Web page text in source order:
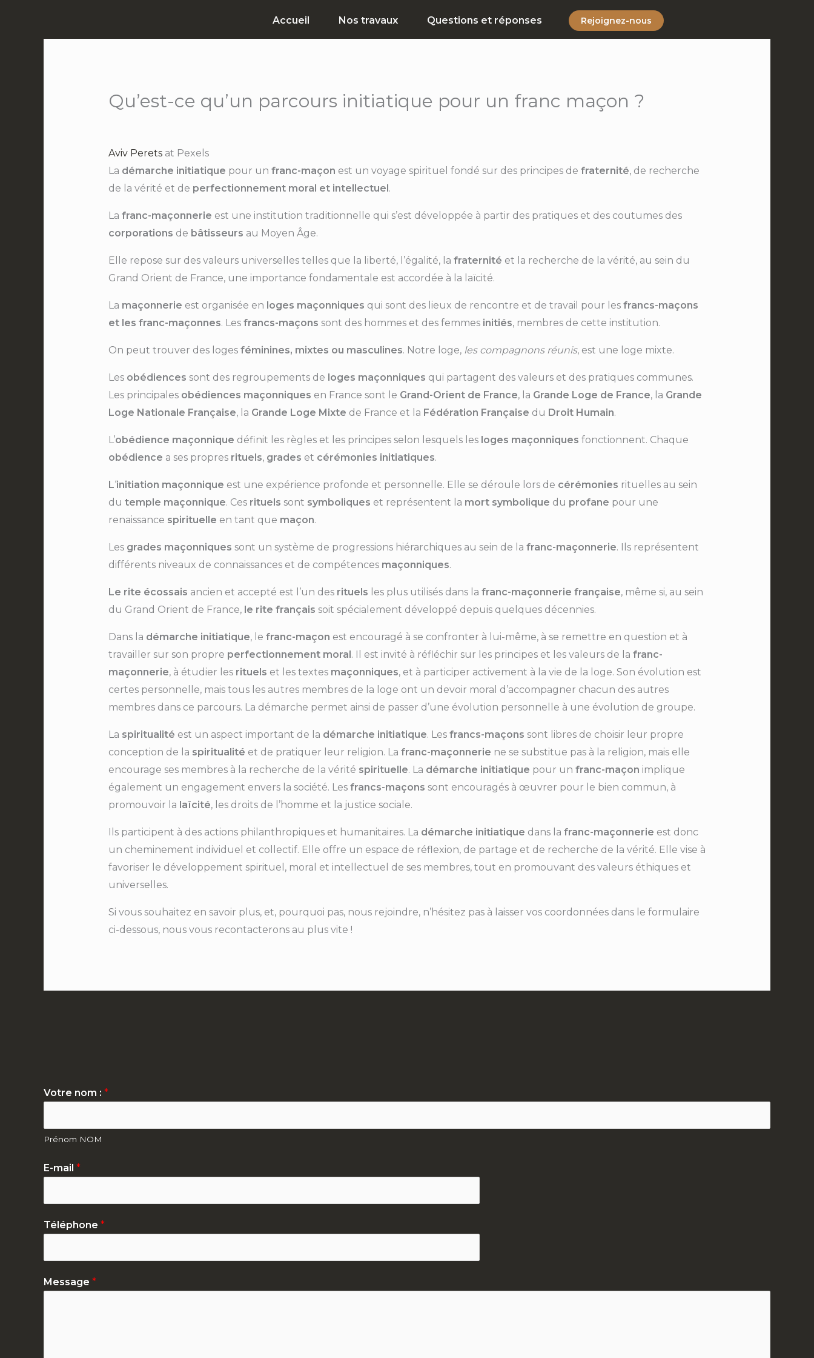
Accueil Nos travaux Questions et réponses Rejoignez-nous
Qu’est-ce qu’un parcours initiatique pour un franc maçon ?
Aviv Peretsat Pexels
La démarche initiatique pour un franc-maçon est un voyage spirituel fondé sur des principes de fraternité, de recherche
de la vérité et de perfectionnement moral et intellectuel .
La franc-maçonnerie est une institution traditionnelle qui s’est développée à partir des pratiques et des coutumes des
corporations de bâtisseurs au Moyen Âge.
Elle repose sur des valeurs universelles telles que la liberté, l’égalité, la fraternité et la recherche de la vérité, au sein du
Grand Orient de France, une importance fondamentale est accordée à la laïcité.
La maçonnerie est organisée en loges maçonniques qui sont des lieux de rencontre et de travail pour les francs-maçons
et les franc-maçonnes. Les francs-maçons sont des hommes et des femmes initiés, membres de cette institution.
On peut trouver des loges féminines, mixtes ou masculines. Notre loge, les compagnons réunis, est une loge mixte.
Les obédiences sont des regroupements de loges maçonniques qui partagent des valeurs et des pratiques communes.
Les principales obédiences maçonniques en France sont le Grand-Orient de France, la Grande Loge de France, la Grande
Loge Nationale Française, la Grande Loge Mixte de France et la Fédération Française du Droit Humain.
L’obédience maçonnique définit les règles et les principes selon lesquels les loges maçonniques fonctionnent. Chaque
obédience a ses propres rituels, grades et cérémonies initiatiques.
L‘initiation maçonnique est une expérience profonde et personnelle. Elle se déroule lors de cérémonies rituelles au sein
du temple maçonnique. Ces rituels sont symboliques et représentent la mort symbolique du profane pour une
renaissance spirituelle en tant que maçon.
Les grades maçonniques sont un système de progressions hiérarchiques au sein de la franc-maçonnerie. Ils représentent
différents niveaux de connaissances et de compétences maçonniques.
Le rite écossais ancien et accepté est l’un des rituels les plus utilisés dans la franc-maçonnerie française, même si, au sein
du Grand Orient de France, le rite français soit spécialement développé depuis quelques décennies.
Dans la démarche initiatique, le franc-maçon est encouragé à se confronter à lui-même, à se remettre en question et à
travailler sur son propre perfectionnement moral . Il est invité à réfléchir sur les principes et les valeurs de la franc-
maçonnerie, à étudier les rituels et les textes maçonniques, et à participer activement à la vie de la loge. Son évolution est
certes personnelle, mais tous les autres membres de la loge ont un devoir moral d’accompagner chacun des autres
membres dans ce parcours. La démarche permet ainsi de passer d’une évolution personnelle à une évolution de groupe.
La spiritualité est un aspect important de la démarche initiatique. Les francs-maçons sont libres de choisir leur propre
conception de la spiritualité et de pratiquer leur religion. La franc-maçonnerie ne se substitue pas à la religion, mais elle
encourage ses membres à la recherche de la vérité spirituelle. La démarche initiatique pour un franc-maçon implique
également un engagement envers la société. Les francs-maçons sont encouragés à œuvrer pour le bien commun, à
promouvoir la laïcité, les droits de l’homme et la justice sociale.
Ils participent à des actions philanthropiques et humanitaires. La démarche initiatique dans la franc-maçonnerie est donc
un cheminement individuel et collectif. Elle offre un espace de réflexion, de partage et de recherche de la vérité. Elle vise à
favoriser le développement spirituel, moral et intellectuel de ses membres, tout en promouvant des valeurs éthiques et
universelles.
Si vous souhaitez en savoir plus, et, pourquoi pas, nous rejoindre, n’hésitez pas à laisser vos coordonnées dans le formulaire
ci-dessous, nous vous recontacterons au plus vite !
Votre nom : *
Prénom NOM
E-mail *
Téléphone *
Message *